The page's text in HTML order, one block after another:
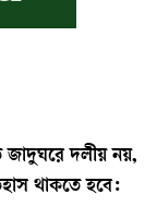
জাদুঘরে দলীয় নয়,
থাকতে হবে: